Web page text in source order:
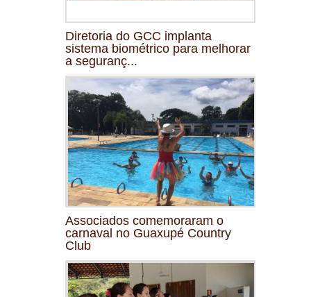
Diretoria do GCC implanta
sistema biométrico para melhorar
a seguranç...
Associados comemoraram o
carnaval no Guaxupé Country
Club